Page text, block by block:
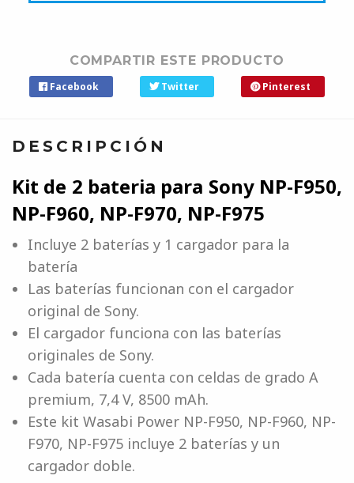
COMPARTIR ESTE PRODUCTO
Facebook Twitter Pinterest
DESCRIPCIÓN
Kit de 2 bateria para Sony NP-F950,
NP-F960, NP-F970, NP-F975
Incluye 2 baterías y 1 cargador para la
batería
Las baterías funcionan con el cargador
original de Sony.
El cargador funciona con las baterías
originales de Sony.
Cada batería cuenta con celdas de grado A
premium, 7,4 V, 8500 mAh.
Este kit Wasabi Power NP-F950, NP-F960, NP-
F970, NP-F975 incluye 2 baterías y un
cargador doble.